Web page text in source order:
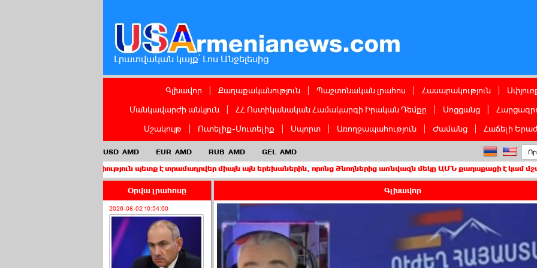
Լրատվական կայք՝ Լոս Անջելեսից
Գլխավոր Քաղաքականություն Պաշտոնական լրահոս Հասարակություն
Մանկավարժի անկյուն
ՀՀ Ոստիկանական Համակարգի Իրական Դեմքը Սոցցանց
Մշակույթ
Ուտելիք-Մուտելիք Սպորտ Առողջապահություն Ժամանց Հաճելի
USD AMD EUR AMD RUB AMD GEL AMD
քաղաքացիություն պետք է տրամադրվեր միայն այն երեխաներին, որոնց ծնողներից առնվազն մեկը ԱՄՆ քաղաքացի է կամ մշտական բնակիչ
Օրվա լրահոսը
2026-08-02 10:54:00
Գլխավոր